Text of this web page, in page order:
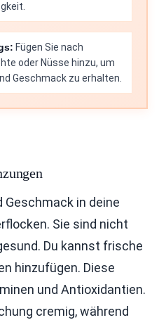
Fügen Sie nach
oder Nüsse hinzu, um
Geschmack zu erhalten.
Geschmack in deine
Sie sind nicht
Du kannst frische
hinzufügen. Diese
und Antioxidantien.
cremig, während